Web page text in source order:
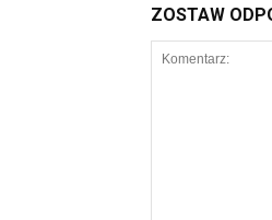
ZOSTAW